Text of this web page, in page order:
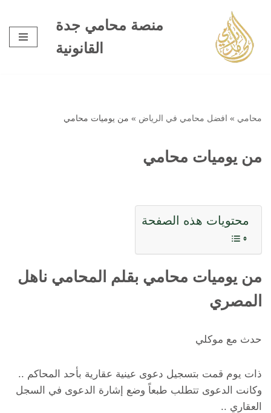
تخطى
إلى
المحتوى
منصة محامي جدة
القانونية
محامي » افضل محامي في الرياض » من يوميات محامي
من يوميات محامي
محتويات هذه الصفحة
من يوميات محامي بقلم المحامي ناهل
المصري
حدث مع موكلي
ذات يوم قمت بتسجيل دعوى عينية عقارية بأحد المحاكم ..
وكانت الدعوى تتطلب طبعاً وضع إشارة الدعوى في السجل
العقاري ..